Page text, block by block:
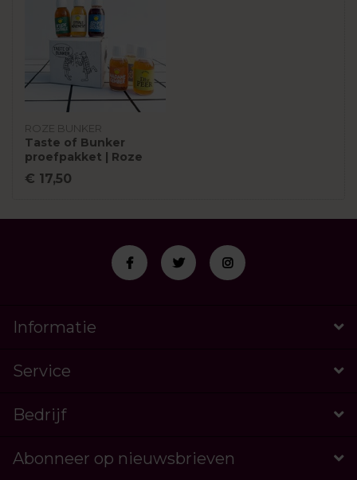
ROZE BUNKER
Taste of Bunker
proefpakket | Roze
Bunker
€ 17,50
Informatie
Service
Bedrijf
Abonneer op nieuwsbrieven